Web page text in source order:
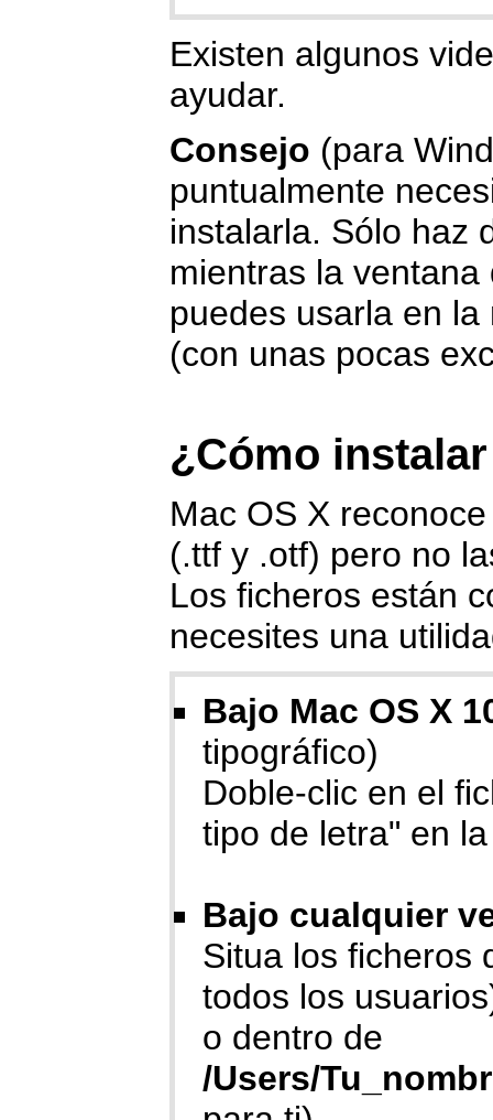
Existen algunos
ayudar.
Consejo (para
puntualmente
instalarla. Sólo haz
mientras la
puedes usarla en
(con unas pocas
¿Cómo
Mac OS X
(.ttf y .otf) pero no
Los ficheros están
necesites una
Bajo Mac OS X
tipográfico)
Doble-clic en el
tipo de letra" en
Bajo cualquier
Situa los ficheros
todos los
o dentro de
/Users/